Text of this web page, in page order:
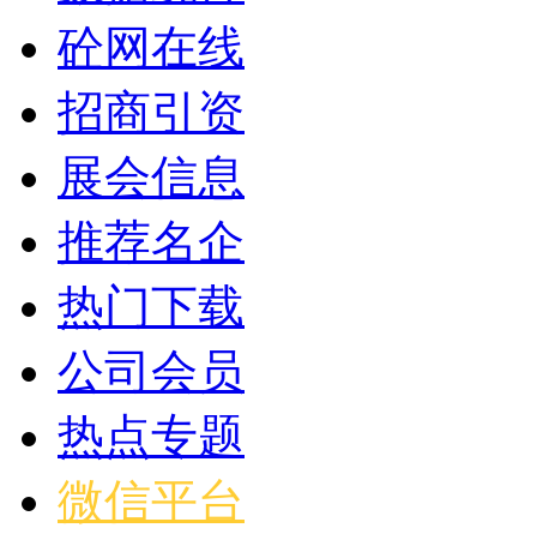
砼网在线
招商引资
展会信息
推荐名企
热门下载
公司会员
热点专题
微信平台